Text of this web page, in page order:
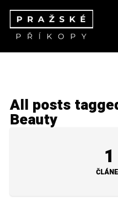
All posts
Beauty
1